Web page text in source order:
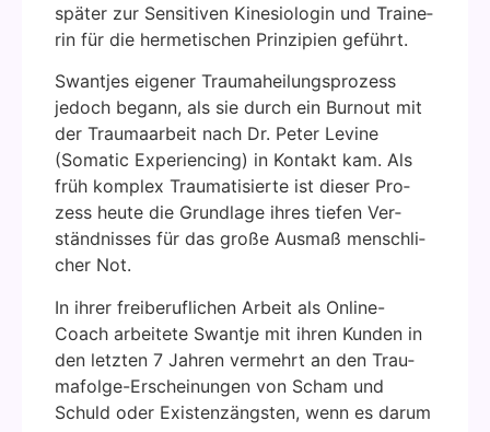
spä­ter zur Sen­si­ti­ven Kine­sio­lo­gin und Trai­ne­
rin für die her­me­ti­schen Prin­zi­pi­en geführt.
Swant­jes eige­ner Trau­ma­hei­lungs­pro­zess
jedoch begann, als sie durch ein Burn­out mit
der Trau­ma­ar­beit nach Dr. Peter Levi­ne
(Soma­tic Expe­ri­en­cing) in Kon­takt kam. Als
früh kom­plex Trau­ma­ti­sier­te ist die­ser Pro­
zess heu­te die Grund­la­ge ihres tie­fen Ver­
ständ­nis­ses für das gro­ße Aus­maß mensch­li­
cher Not.
In ihrer frei­be­ruf­li­chen Arbeit als Online-
Coach arbei­te­te Swant­je mit ihren Kun­den in
den letz­ten 7 Jah­ren ver­mehrt an den Trau­
ma­fol­ge-Erschei­nun­gen von Scham und
Schuld oder Exis­tenz­ängs­ten, wenn es dar­um